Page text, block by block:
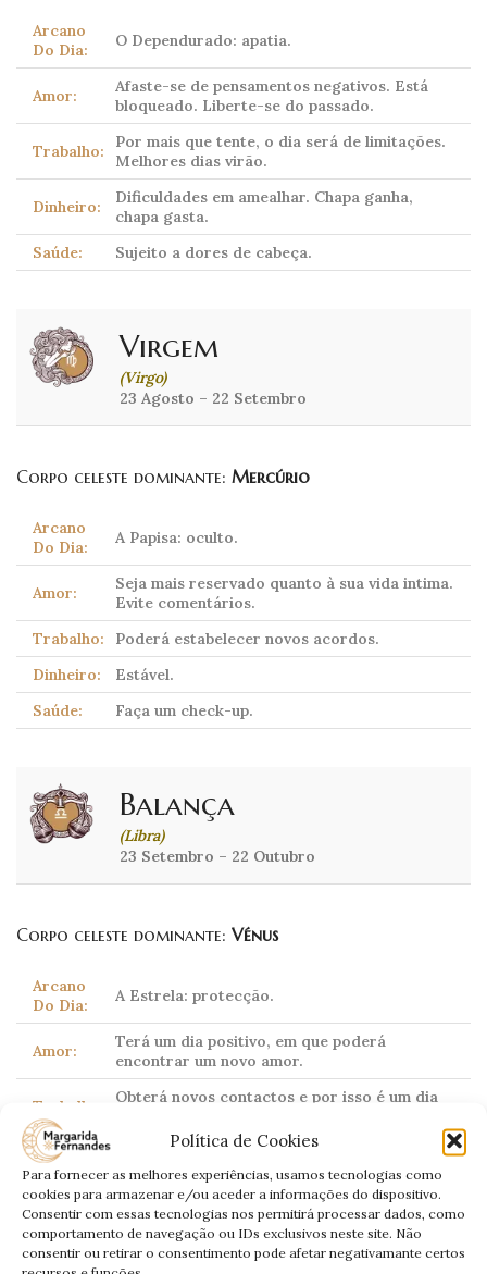
Política de Cookies
Para fornecer as melhores experiências, usamos tecnologias como
cookies para armazenar e/ou aceder a informações do dispositivo.
Consentir com essas tecnologias nos permitirá processar dados, como
comportamento de navegação ou IDs exclusivos neste site. Não
consentir ou retirar o consentimento pode afetar negativamante certos
Arcano
Do Dia:
O Dependurado: apatia.
Amor:
Afaste-se de pensamentos negativos. Está
bloqueado. Liberte-se do passado.
Trabalho:
Por mais que tente, o dia será de limitações.
Melhores dias virão.
Dinheiro:
Dificuldades em amealhar. Chapa ganha,
chapa gasta.
Saúde:
Sujeito a dores de cabeça.
Virgem
(Virgo)
23 Agosto – 22 Setembro
Corpo celeste dominante: Mercúrio
Arcano
Do Dia:
A Papisa: oculto.
Amor:
Seja mais reservado quanto à sua vida intima.
Evite comentários.
Trabalho:
Poderá estabelecer novos acordos.
Dinheiro:
Estável.
Saúde:
Faça um check-up.
Balança
(Libra)
23 Setembro – 22 Outubro
Corpo celeste dominante: Vénus
Arcano
Do Dia:
A Estrela: protecção.
Amor:
Terá um dia positivo, em que poderá
encontrar um novo amor.
Trabalho:
Obterá novos contactos e por isso é um dia
Dinheiro:
Dia de ganhos extra.
Saúde:
Sujeito a dores nos joelhos.